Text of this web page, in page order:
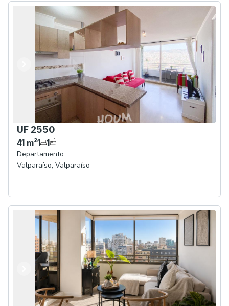
Anterior
Siguiente
UF 2550
41 m²1 1
Departamento
Valparaíso, Valparaíso
Anterior
Siguiente